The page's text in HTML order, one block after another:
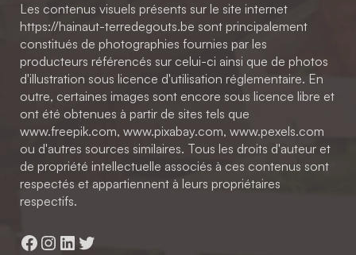
Les contenus visuels présents sur le site internet
https://hainaut-terredegouts.be sont principalement
constitués de photographies fournies par les
producteurs référencés sur celui-ci ainsi que de photos
d'illustration sous licence d'utilisation réglementaire. En
outre, certaines images sont encore sous licence libre et
ont été obtenues à partir de sites tels que
www.freepik.com, www.pixabay.com, www.pexels.com
ou d'autres sources similaires. Tous les droits d'auteur et
de propriété intellectuelle associés à ces contenus sont
respectés et appartiennent à leurs propriétaires
respectifs.
Facebook
Instagram
LinkedIn
Twitter